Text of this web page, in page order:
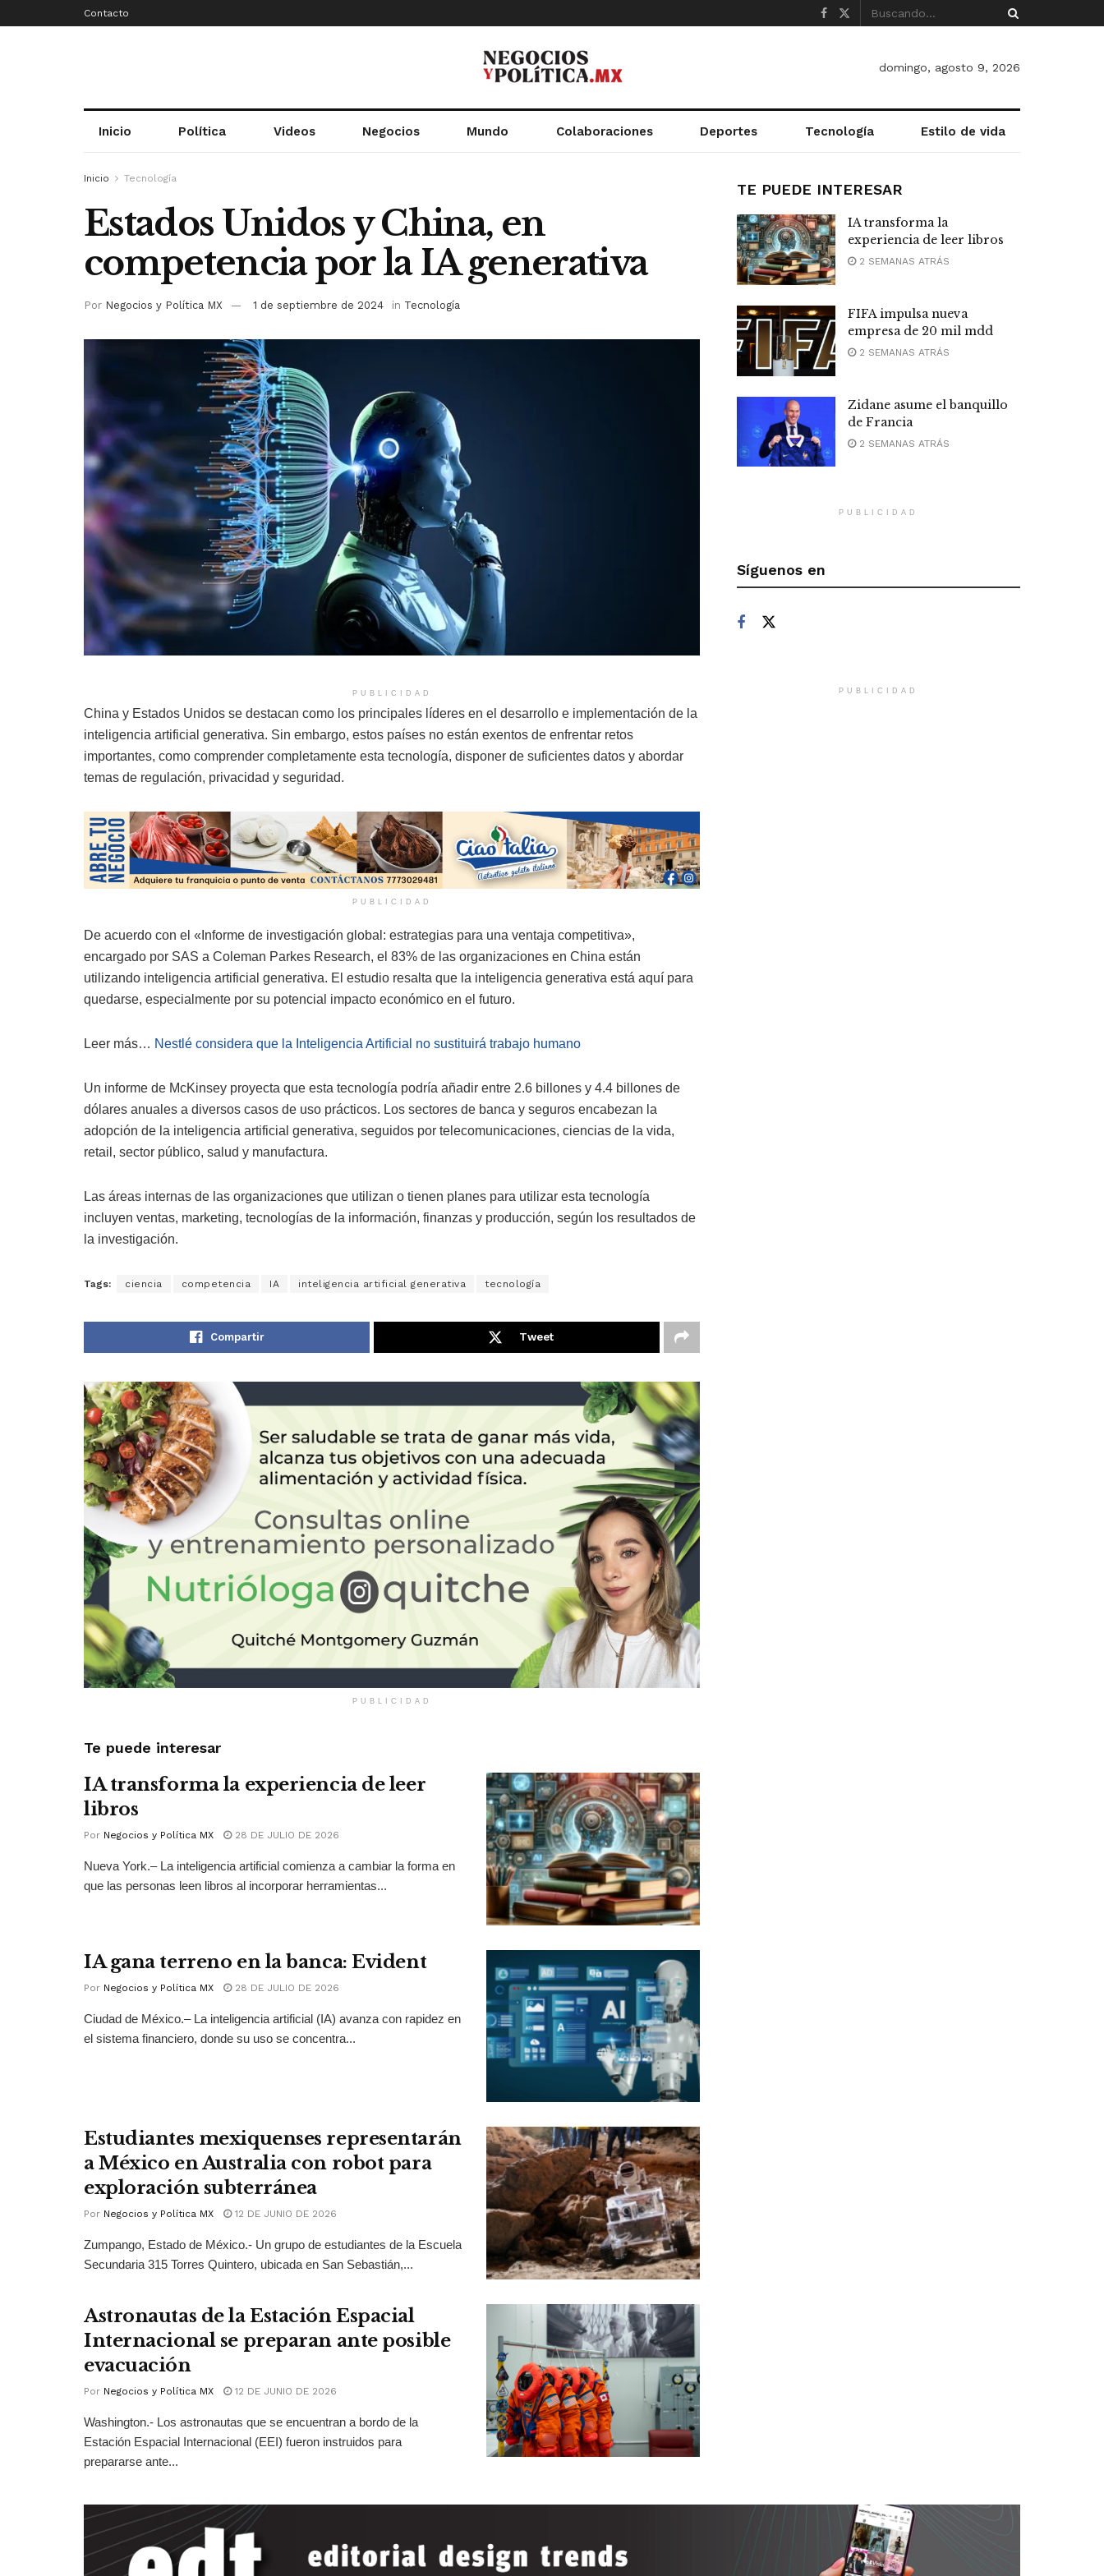
Contacto
domingo, agosto 9, 2026
Inicio Política Videos Negocios Mundo Colaboraciones Deportes Tecnología Estilo de vida
Inicio Tecnología
Estados Unidos y China, en
competencia por la IA generativa
Por Negocios y Política MX 1 de septiembre de 2024 in Tecnología
PUBLICIDAD
China y Estados Unidos se destacan como los principales líderes en el desarrollo e implementación de la
inteligencia artificial generativa. Sin embargo, estos países no están exentos de enfrentar retos
importantes, como comprender completamente esta tecnología, disponer de suficientes datos y abordar
temas de regulación, privacidad y seguridad.
PUBLICIDAD
De acuerdo con el «Informe de investigación global: estrategias para una ventaja competitiva»,
encargado por SAS a Coleman Parkes Research, el 83% de las organizaciones en China están
utilizando inteligencia artificial generativa. El estudio resalta que la inteligencia generativa está aquí para
quedarse, especialmente por su potencial impacto económico en el futuro.
Leer más… Nestlé considera que la Inteligencia Artificial no sustituirá trabajo humano
Un informe de McKinsey proyecta que esta tecnología podría añadir entre 2.6 billones y 4.4 billones de
dólares anuales a diversos casos de uso prácticos. Los sectores de banca y seguros encabezan la
adopción de la inteligencia artificial generativa, seguidos por telecomunicaciones, ciencias de la vida,
retail, sector público, salud y manufactura.
Las áreas internas de las organizaciones que utilizan o tienen planes para utilizar esta tecnología
incluyen ventas, marketing, tecnologías de la información, finanzas y producción, según los resultados de
la investigación.
Tags: ciencia competencia IA inteligencia artificial generativa tecnología
Compartir Tweet
PUBLICIDAD
Te puede interesar
IA transforma la experiencia de leer
libros
Por Negocios y Política MX 28 DE JULIO DE 2026
Nueva York.– La inteligencia artificial comienza a cambiar la forma en
que las personas leen libros al incorporar herramientas...
IA gana terreno en la banca: Evident
Por Negocios y Política MX 28 DE JULIO DE 2026
Ciudad de México.– La inteligencia artificial (IA) avanza con rapidez en
el sistema financiero, donde su uso se concentra...
Estudiantes mexiquenses representarán
a México en Australia con robot para
exploración subterránea
Por Negocios y Política MX 12 DE JUNIO DE 2026
Zumpango, Estado de México.- Un grupo de estudiantes de la Escuela
Secundaria 315 Torres Quintero, ubicada en San Sebastián,...
Astronautas de la Estación Espacial
Internacional se preparan ante posible
evacuación
Por Negocios y Política MX 12 DE JUNIO DE 2026
Washington.- Los astronautas que se encuentran a bordo de la
Estación Espacial Internacional (EEI) fueron instruidos para
prepararse ante...
TE PUEDE INTERESAR
IA transforma la
experiencia de leer libros
2 SEMANAS ATRÁS
FIFA impulsa nueva
empresa de 20 mil mdd
2 SEMANAS ATRÁS
Zidane asume el banquillo
de Francia
2 SEMANAS ATRÁS
PUBLICIDAD
Síguenos en
PUBLICIDAD